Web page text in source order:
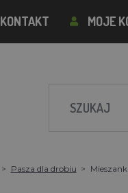
KONTAKT MOJE
Pasza dla drobiu